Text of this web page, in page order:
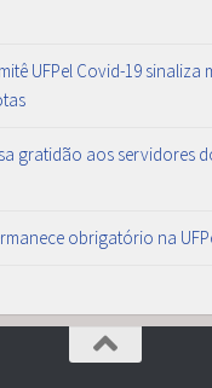
UFPel Covid-19
gratidão aos servidores
obrigatório na